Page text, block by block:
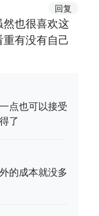
回复
也很喜欢这
有没有自己
点也可以接受
了
的成本就没多